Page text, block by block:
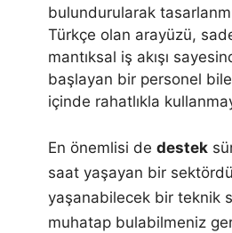
bulundurularak
Türkçe olan arayüzü,
mantıksal iş akışı
başlayan bir personel
içinde rahatlıkla
En önemlisi de destek
saat yaşayan bir
yaşanabilecek bir teknik
muhatap bulabilmeniz